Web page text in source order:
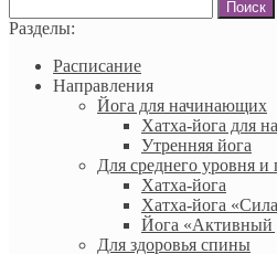
Разделы:
Расписание
Направления
Йога для начинающих
Хатха-йога для
Утренняя йога
Для среднего уровня
Хатха-йога
Хатха-йога
Йога «Активный
Для здоровья спины